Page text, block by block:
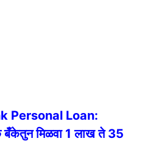
Personal Loan:
बँकेतुन मिळवा 1 लाख ते 35